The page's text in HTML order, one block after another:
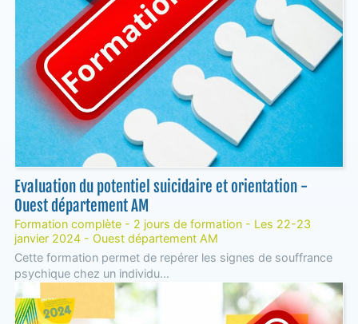
Evaluation du potentiel suicidaire et orientation -
Ouest département AM
Formation complète - 2 jours de formation - Les 22-23
janvier 2024 - Ouest département AM
Cette formation permet de repérer les signes de souffrance
psychique chez un individu...